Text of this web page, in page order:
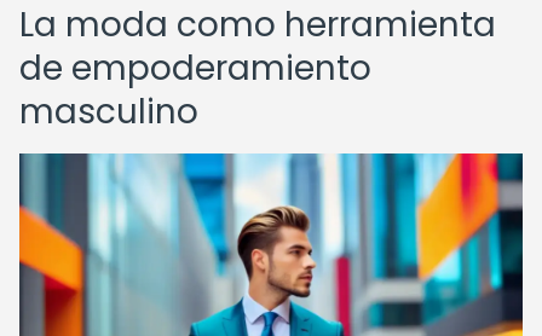
La moda como herramienta
de empoderamiento
masculino